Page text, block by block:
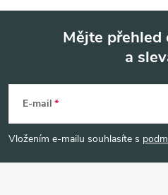
p
a
Mějte přehled
a
E-mail
Vložením e-mailu souhlasíte s